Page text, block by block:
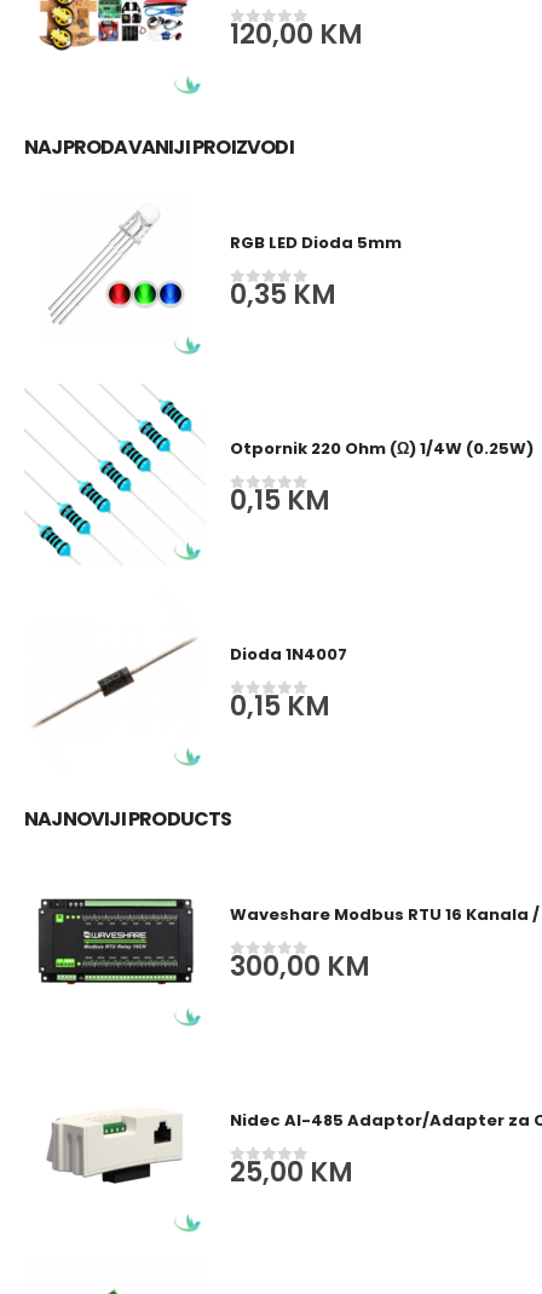
out of 5
120,00 KM
NAJPRODAVANIJI PROIZVODI
RGB LED Dioda 5mm
0out of 5
0,35KM
Otpornik 220 Ohm (Ω) 1/4W (0.25W)
0out of 5
0,15KM
Dioda 1N4007
0out of 5
0,15KM
NAJNOVIJI PRODUCTS
Waveshare Modbus RTU 16
0out of 5
300,00 KM
Nidec AI-485 Adaptor/Adapter za
0out of 5
25,00KM